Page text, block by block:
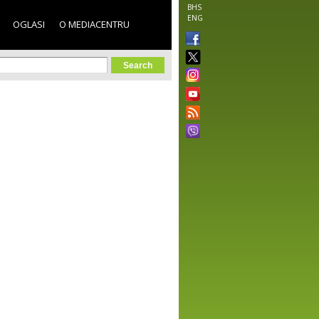
BHS
ENG
OGLASI O MEDIACENTRU